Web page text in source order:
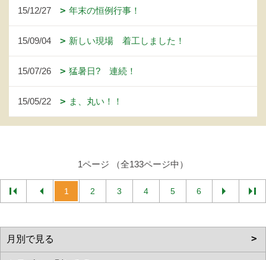
15/12/27 年末の恒例行事！
15/09/04 新しい現場 着工しました！
15/07/26 猛暑日? 連続！
15/05/22 ま、丸い！！
1ページ （全133ページ中）
1 2 3 4 5 6